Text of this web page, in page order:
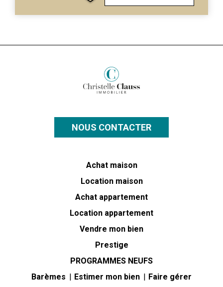
NOUS CONTACTER
Achat maison
Location maison
Achat appartement
Location appartement
Vendre mon bien
Prestige
PROGRAMMES NEUFS
Barèmes
Estimer mon bien Faire gérer